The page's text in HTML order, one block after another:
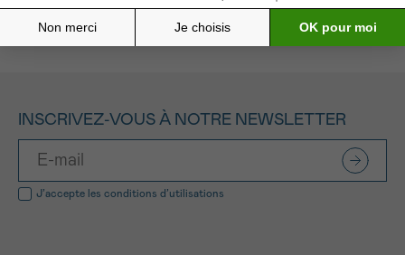
INSCRIVEZ-VOUS À NOTRE NEWSLETTER
J’accepte les conditions d’utilisations